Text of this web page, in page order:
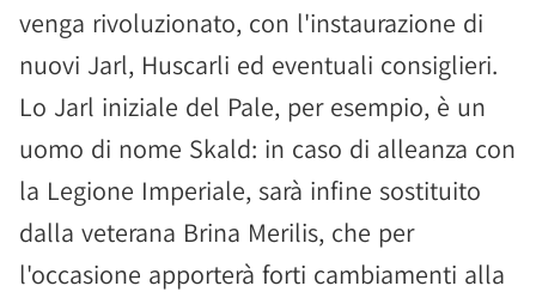
venga rivoluzionato, con l'instaurazione di
nuovi Jarl, Huscarli ed eventuali consiglieri.
Lo Jarl iniziale del Pale, per esempio, è un
uomo di nome Skald: in caso di alleanza con
la Legione Imperiale, sarà infine sostituito
dalla veterana Brina Merilis, che per
l'occasione apporterà forti cambiamenti alla